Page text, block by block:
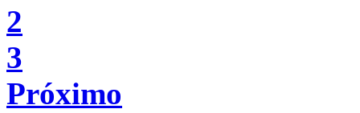
2
3
Próximo